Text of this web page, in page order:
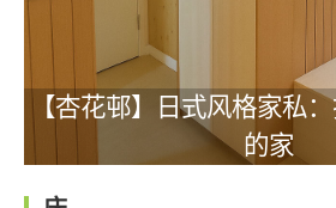
【杏花邨】日式风格家私
的家